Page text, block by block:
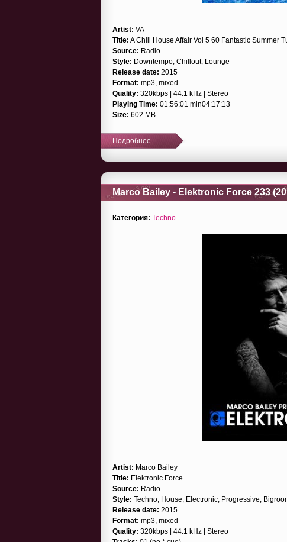
Artist: VA
Title: A Chill House Affair Vol 5 60 Fantastic Summer
Source: Radio
Style: Downtempo, Chillout, Lounge
Release date: 2015
Format: mp3, mixed
Quality: 320kbps | 44.1 kHz | Stereo
Playing Time: 01:56:01 min04:17:13
Size: 602 MB
Подробнее
Marco Bailey - Elektronic Force 233
Категория: Techno
Artist: Marco Bailey
Title: Elektronic Force
Source: Radio
Style: Techno, House, Electronic, Progressive,
Release date: 2015
Format: mp3, mixed
Quality: 320kbps | 44.1 kHz | Stereo